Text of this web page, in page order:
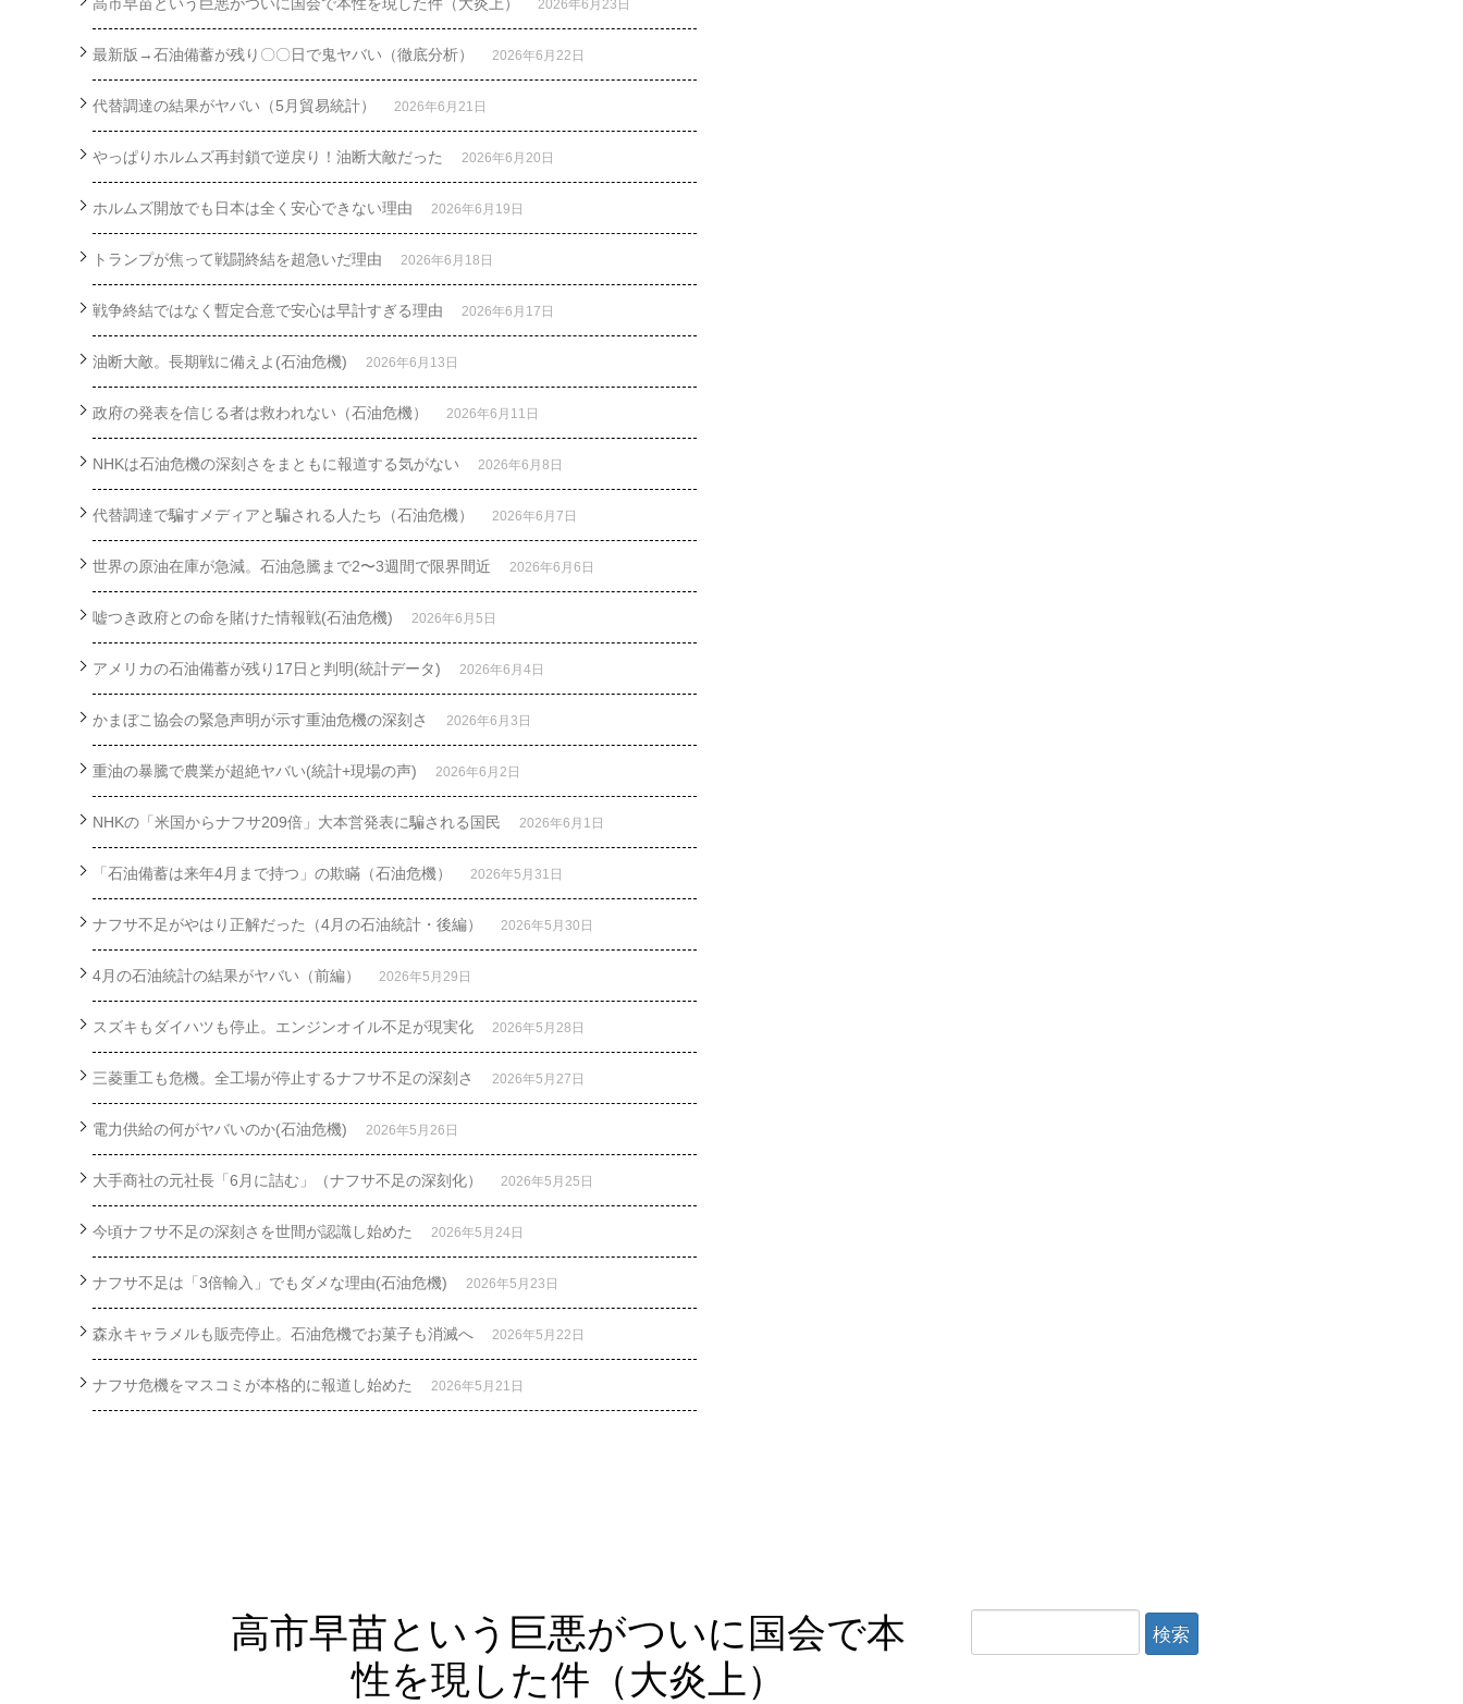
高市早苗という巨悪がついに国会で本性を現した件（大炎上） 2026年6月23日
最新版→石油備蓄が残り〇〇日で鬼ヤバい（徹底分析） 2026年6月22日
代替調達の結果がヤバい（5月貿易統計） 2026年6月21日
やっぱりホルムズ再封鎖で逆戻り！油断大敵だった 2026年6月20日
ホルムズ開放でも日本は全く安心できない理由 2026年6月19日
トランプが焦って戦闘終結を超急いだ理由 2026年6月18日
戦争終結ではなく暫定合意で安心は早計すぎる理由 2026年6月17日
油断大敵。長期戦に備えよ(石油危機) 2026年6月13日
政府の発表を信じる者は救われない（石油危機） 2026年6月11日
NHKは石油危機の深刻さをまともに報道する気がない 2026年6月8日
代替調達で騙すメディアと騙される人たち（石油危機） 2026年6月7日
世界の原油在庫が急減。石油急騰まで2〜3週間で限界間近 2026年6月6日
嘘つき政府との命を賭けた情報戦(石油危機) 2026年6月5日
アメリカの石油備蓄が残り17日と判明(統計データ) 2026年6月4日
かまぼこ協会の緊急声明が示す重油危機の深刻さ 2026年6月3日
重油の暴騰で農業が超絶ヤバい(統計+現場の声) 2026年6月2日
NHKの「米国からナフサ209倍」大本営発表に騙される国民 2026年6月1日
「石油備蓄は来年4月まで持つ」の欺瞞（石油危機） 2026年5月31日
ナフサ不足がやはり正解だった（4月の石油統計・後編） 2026年5月30日
4月の石油統計の結果がヤバい（前編） 2026年5月29日
スズキもダイハツも停止。エンジンオイル不足が現実化 2026年5月28日
三菱重工も危機。全工場が停止するナフサ不足の深刻さ 2026年5月27日
電力供給の何がヤバいのか(石油危機) 2026年5月26日
大手商社の元社長「6月に詰む」（ナフサ不足の深刻化） 2026年5月25日
今頃ナフサ不足の深刻さを世間が認識し始めた 2026年5月24日
ナフサ不足は「3倍輸入」でもダメな理由(石油危機) 2026年5月23日
森永キャラメルも販売停止。石油危機でお菓子も消滅へ 2026年5月22日
ナフサ危機をマスコミが本格的に報道し始めた 2026年5月21日
高市早苗という巨悪がついに国会で本
性を現した件（大炎上）
索: